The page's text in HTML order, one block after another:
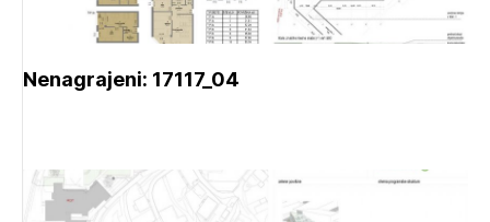
Nenagrajeni: 17117_04